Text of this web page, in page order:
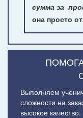
сумма за
она просто
Выполняем
сложности на
высокое качество.